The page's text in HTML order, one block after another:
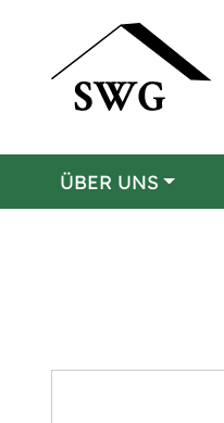
ÜBER UNS